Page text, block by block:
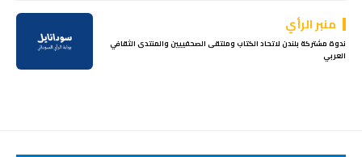
منبر الرأي
ندوة مشتركة بلندن لاتحاد الكتاب وملتقى الصحفييين والمنتدى الثقافي
العربي